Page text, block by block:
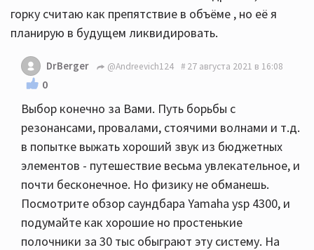
горку считаю как препятствие в объёме , но её я
планирую в будущем ликвидировать.
DrBerger @Andreevich124 27 августа 2021 в 16:08
0
Выбор конечно за Вами. Путь борьбы с
резонансами, провалами, стоячими волнами и т.д.
в попытке выжать хороший звук из бюджетных
элементов - путешествие весьма увлекательное, и
почти бесконечное. Но физику не обманешь.
Посмотрите обзор саундбара Yamaha ysp 4300, и
подумайте как хорошие но простенькие
полочники за 30 тыс обыграют эту систему. На